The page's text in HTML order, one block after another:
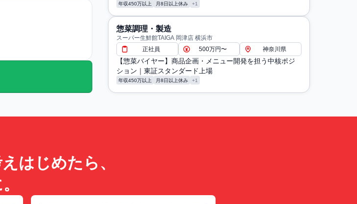
年収450万以上 月8日以上休み +1
惣菜調理・製造
スーパー生鮮館TAIGA 岡津店 横浜市
正社員
500万円〜 神奈川県
【惣菜バイヤー】商品企画・メニュー開発を担う中核ポジ
ション｜東証スタンダード上場
年収450万以上 月8日以上休み +1
はじめたら、